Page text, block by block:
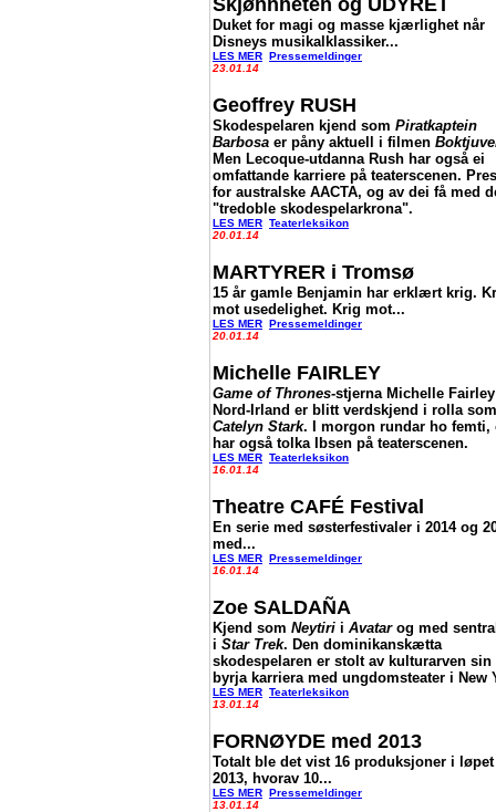
Skjønnheten og UDYRET
Duket for magi og masse kjærlighet når
Disneys musikalklassiker...
LES MER Pressemeldinger
23.01.14
Geoffrey RUSH
Skodespelaren kjend som Piratkaptein
Barbosa er påny aktuell i filmen
Men Lecoque-utdanna Rush har også ei
omfattande karriere på teaterscenen.
for australske AACTA, og av dei få med
"tredoble skodespelarkrona".
LES MER Teaterleksikon
20.01.14
MARTYRER i Tromsø
15 år gamle Benjamin har erklært krig.
mot usedelighet. Krig mot...
LES MER Pressemeldinger
20.01.14
Michelle FAIRLEY
Game of Thrones-stjerna Michelle
Nord-Irland er blitt verdskjend i rolla som
Catelyn Stark. I morgon rundar ho femti,
har også tolka Ibsen på teaterscenen.
LES MER Teaterleksikon
16.01.14
Theatre CAFÉ Festival
En serie med søsterfestivaler i 2014 og
med...
LES MER Pressemeldinger
16.01.14
Zoe SALDAÑA
Kjend som Neytiri i Avatarog med
i Star Trek. Den dominikanskætta
skodespelaren er stolt av kulturarven sin
byrja karriera med ungdomsteater i New
LES MER Teaterleksikon
13.01.14
FORNØYDE med 2013
Totalt ble det vist 16 produksjoner i løpet
2013, hvorav 10...
LES MER Pressemeldinger
13.01.14